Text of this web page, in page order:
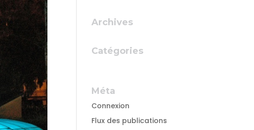
Archives
Catégories
Méta
Connexion
Flux des publications